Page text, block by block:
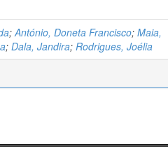
;António, Doneta Francisco; Maia,
; Dala, Jandira; Rodrigues, Joélia